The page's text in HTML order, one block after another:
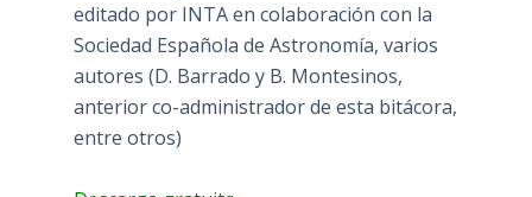
editado por INTA en colaboración con la
Sociedad Española de Astronomía, varios
autores (D. Barrado y B. Montesinos,
anterior co-administrador de esta bitácora,
entre otros)